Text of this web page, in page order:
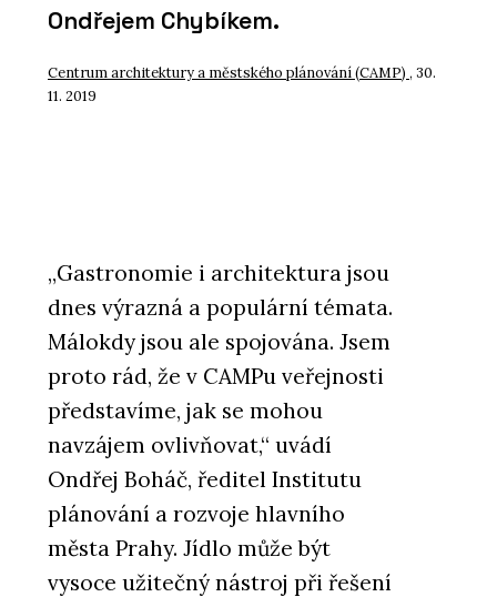
Ondřejem Chybíkem.
Centrum architektury a městského plánování (CAMP) , 30.
11. 2019
„Gastronomie i architektura jsou
dnes výrazná a populární témata.
Málokdy jsou ale spojována. Jsem
proto rád, že v CAMPu veřejnosti
představíme, jak se mohou
navzájem ovlivňovat,“ uvádí
Ondřej Boháč, ředitel Institutu
plánování a rozvoje hlavního
města Prahy. Jídlo může být
vysoce užitečný nástroj při řešení